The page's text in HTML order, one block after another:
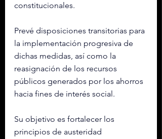
constitucionales.
Prevé disposiciones transitorias para
la implementación progresiva de
dichas medidas, así como la
reasignación de los recursos
públicos generados por los ahorros
hacia fines de interés social.
Su objetivo es fortalecer los
principios de austeridad